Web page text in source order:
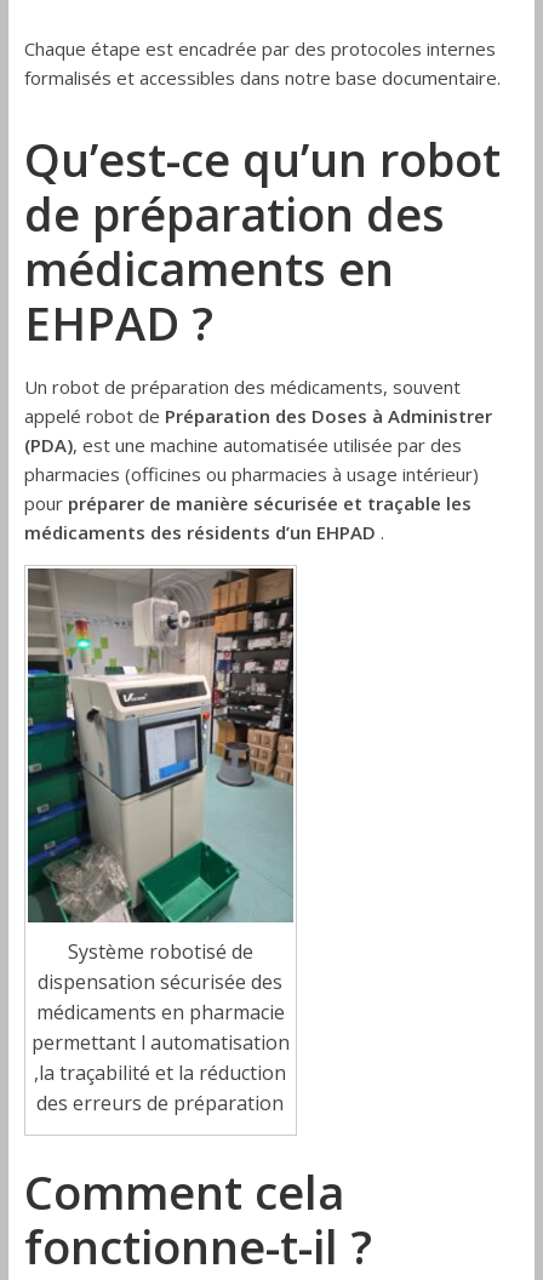
Chaque étape est encadrée par des protocoles internes
formalisés et accessibles dans notre base documentaire.
Qu’est-ce qu’un robot
de préparation des
médicaments en
EHPAD ?
Un robot de préparation des médicaments, souvent
appelé robot de Préparation des Doses à Administrer
(PDA), est une machine automatisée utilisée par des
pharmacies (officines ou pharmacies à usage intérieur)
pour préparer de manière sécurisée et traçable les
médicaments des résidents d’un EHPAD .
Système robotisé de
dispensation sécurisée des
médicaments en pharmacie
permettant l automatisation
,la traçabilité et la réduction
des erreurs de préparation
Comment cela
fonctionne-t-il ?